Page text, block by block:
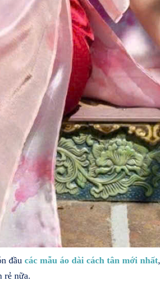
đầu các mẫu áo dài cách tân mới nhất
rẻ nữa.